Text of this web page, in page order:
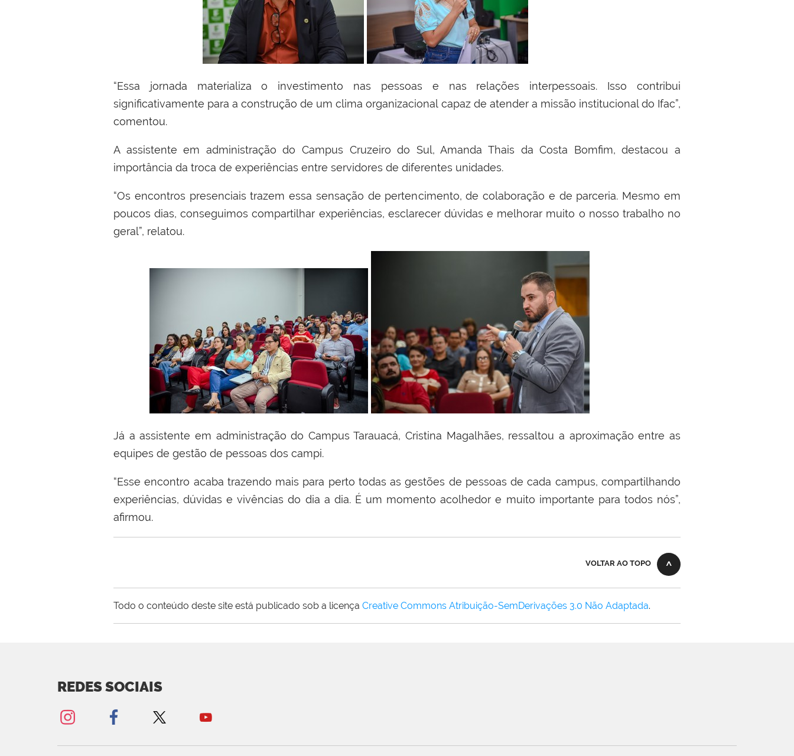
“Essa jornada materializa o investimento nas pessoas e nas relações interpessoais. Isso contribui
significativamente para a construção de um clima organizacional capaz de atender a missão institucional do Ifac”,
comentou.
A assistente em administração do Campus Cruzeiro do Sul, Amanda Thais da Costa Bomfim, destacou a
importância da troca de experiências entre servidores de diferentes unidades.
“Os encontros presenciais trazem essa sensação de pertencimento, de colaboração e de parceria. Mesmo em
poucos dias, conseguimos compartilhar experiências, esclarecer dúvidas e melhorar muito o nosso trabalho no
geral”, relatou.
Já a assistente em administração do Campus Tarauacá, Cristina Magalhães, ressaltou a aproximação entre as
equipes de gestão de pessoas dos campi.
“Esse encontro acaba trazendo mais para perto todas as gestões de pessoas de cada campus, compartilhando
experiências, dúvidas e vivências do dia a dia. É um momento acolhedor e muito importante para todos nós”,
afirmou.
VOLTAR AO TOPO
Todo o conteúdo deste site está publicado sob a licença Creative Commons Atribuição-SemDerivações 3.0 Não Adaptada.
REDES SOCIAIS